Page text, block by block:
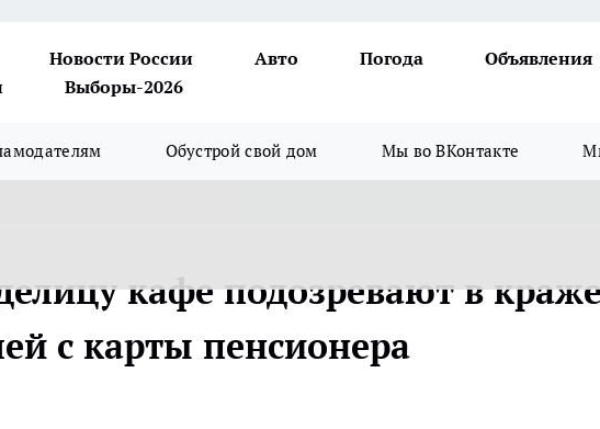
Новости России Авто Погода
Объявления
Выборы-2026
Обустрой свой дом Мы во ВКонтакте
кафе подозревают в
с карты пенсионера